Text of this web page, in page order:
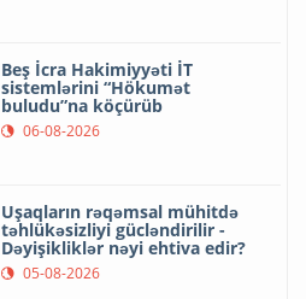
Beş İcra Hakimiyyəti İT
sistemlərini “Hökumət
buludu”na köçürüb
06-08-2026
Uşaqların rəqəmsal mühitdə
təhlükəsizliyi gücləndirilir -
Dəyişikliklər nəyi ehtiva edir?
05-08-2026